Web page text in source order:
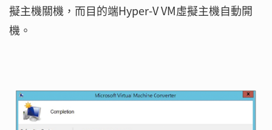
擬主機關機，而目的端Hyper-V VM虛擬主機自動開
機。